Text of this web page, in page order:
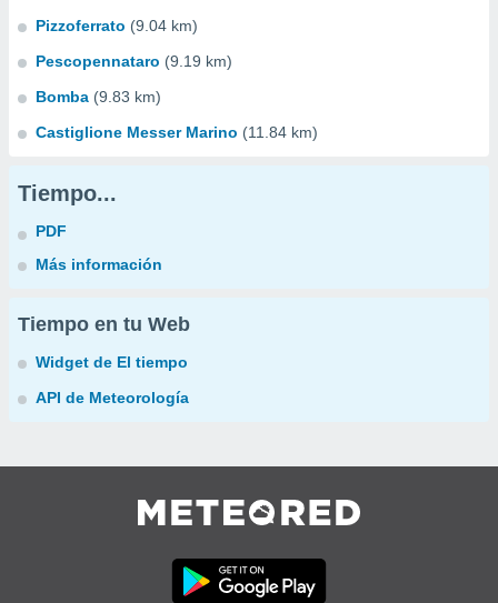
Pizzoferrato (9.04 km)
Pescopennataro (9.19 km)
Bomba (9.83 km)
Castiglione Messer Marino (11.84 km)
Tiempo...
PDF
Más información
Tiempo en tu Web
Widget de El tiempo
API de Meteorología